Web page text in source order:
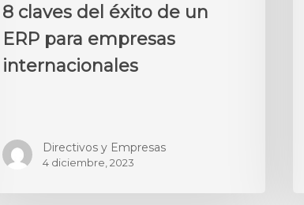
8 claves del éxito de un
ERP para empresas
internacionales
Directivos y Empresas
4 diciembre, 2023